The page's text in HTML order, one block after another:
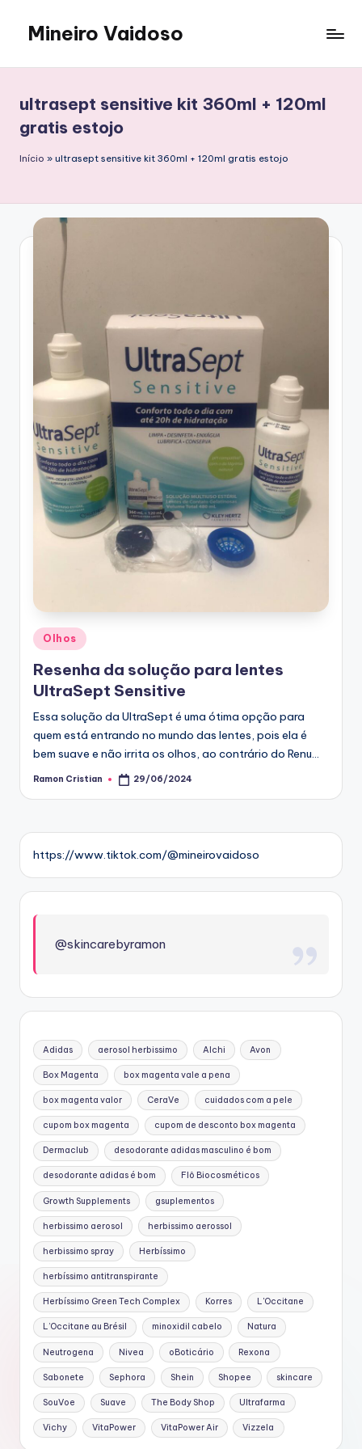
content
Mineiro Vaidoso
Autocuidado
e
Resenhas
ultrasept sensitive kit 360ml + 120ml
gratis estojo
Início » ultrasept sensitive kit 360ml + 120ml gratis estojo
Posted
in
Olhos
Resenha da solução para lentes
UltraSept Sensitive
Essa solução da UltraSept é uma ótima opção para
quem está entrando no mundo das lentes, pois ela é
bem suave e não irrita os olhos, ao contrário do Renu…
Posted
Ramon Cristian 29/06/2024
https://www.tiktok.com/@mineirovaidoso
@skincarebyramon
Adidas aerosol herbissimo Alchi Avon
Box Magenta box magenta vale a pena
box magenta valor CeraVe cuidados com a pele
cupom box magenta cupom de desconto box magenta
Dermaclub desodorante adidas masculino é bom
desodorante adidas é bom Flô Biocosméticos
Growth Supplements gsuplementos
herbissimo aerosol herbissimo aerossol
herbissimo spray Herbíssimo
herbíssimo antitranspirante
Herbíssimo Green Tech Complex Korres L'Occitane
L’Occitane au Brésil minoxidil cabelo Natura
Neutrogena Nivea oBoticário Rexona
Sabonete Sephora Shein Shopee skincare
SouVoe Suave The Body Shop Ultrafarma
Vichy VitaPower VitaPower Air Vizzela